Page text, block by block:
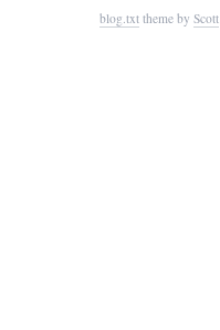
blog.txttheme by Scott